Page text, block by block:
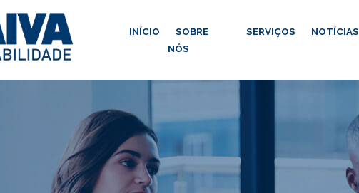
INÍCIO
SOBRE
NÓS
SERVIÇOS NOTÍCIAS